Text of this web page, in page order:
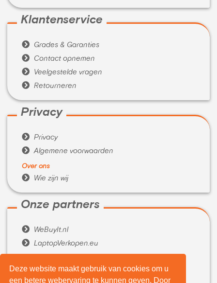
Deze website maakt gebruik van cookies om u
een betere webervaring te kunnen geven. Door
Klantenservice
 Grades & Garanties
 Contact opnemen
 Veelgestelde vragen
 Retourneren
Privacy
 Privacy
 Algemene voorwaarden
Over ons
 Wie zijn wij
Onze partners
 WeBuyIt.nl
 LaptopVerkopen.eu
